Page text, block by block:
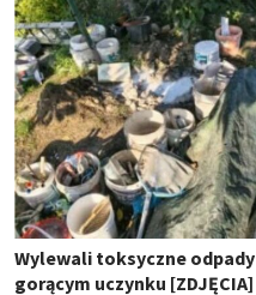
Wylewali toksyczne
gorącym uczynku [ZDJĘCIA]